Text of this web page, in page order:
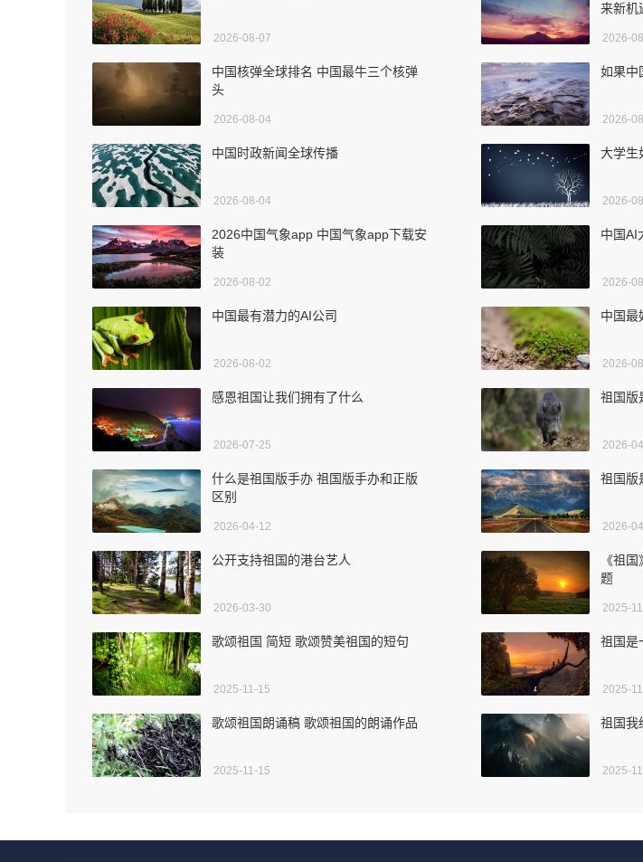
2026-08-07
来新机
2026-
中国核弹全球排名 中国最牛三个核弹
头
2026-08-04
如果中
2026-
中国时政新闻全球传播
2026-08-04
大学生
2026-
2026中国气象app 中国气象app下载安
装
2026-08-02
中国AI
2026-
中国最有潜力的AI公司
2026-08-02
中国最
2026-
感恩祖国让我们拥有了什么
2026-07-25
祖国版
2026-
什么是祖国版手办 祖国版手办和正版
区别
2026-04-12
祖国版
2026-
公开支持祖国的港台艺人
2026-03-30
《祖
题
2025-
歌颂祖国 简短 歌颂赞美祖国的短句
2025-11-15
祖国是
2025-
歌颂祖国朗诵稿 歌颂祖国的朗诵作品
2025-11-15
祖国我
2025-